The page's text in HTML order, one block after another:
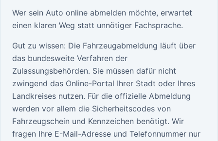
Wer sein Auto online abmelden möchte, erwartet
einen klaren Weg statt unnötiger Fachsprache.
Gut zu wissen: Die Fahrzeugabmeldung läuft über
das bundesweite Verfahren der
Zulassungsbehörden. Sie müssen dafür nicht
zwingend das Online-Portal Ihrer Stadt oder Ihres
Landkreises nutzen. Für die offizielle Abmeldung
werden vor allem die Sicherheitscodes von
Fahrzeugschein und Kennzeichen benötigt. Wir
fragen Ihre E-Mail-Adresse und Telefonnummer nur